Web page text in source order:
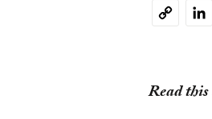
Copy
Read